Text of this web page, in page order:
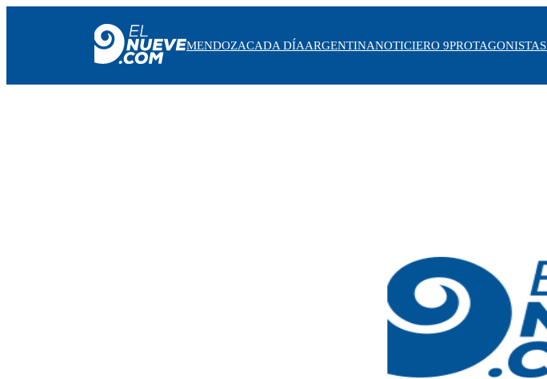
MENDOZACADA DÍAARGENTINANOTICIERO 9PROTAGONISTAS